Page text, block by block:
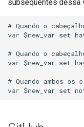
subsequentes dessa
# Quando o
var $new_var set
# Quando o
var $new_var set
# Quando ambos